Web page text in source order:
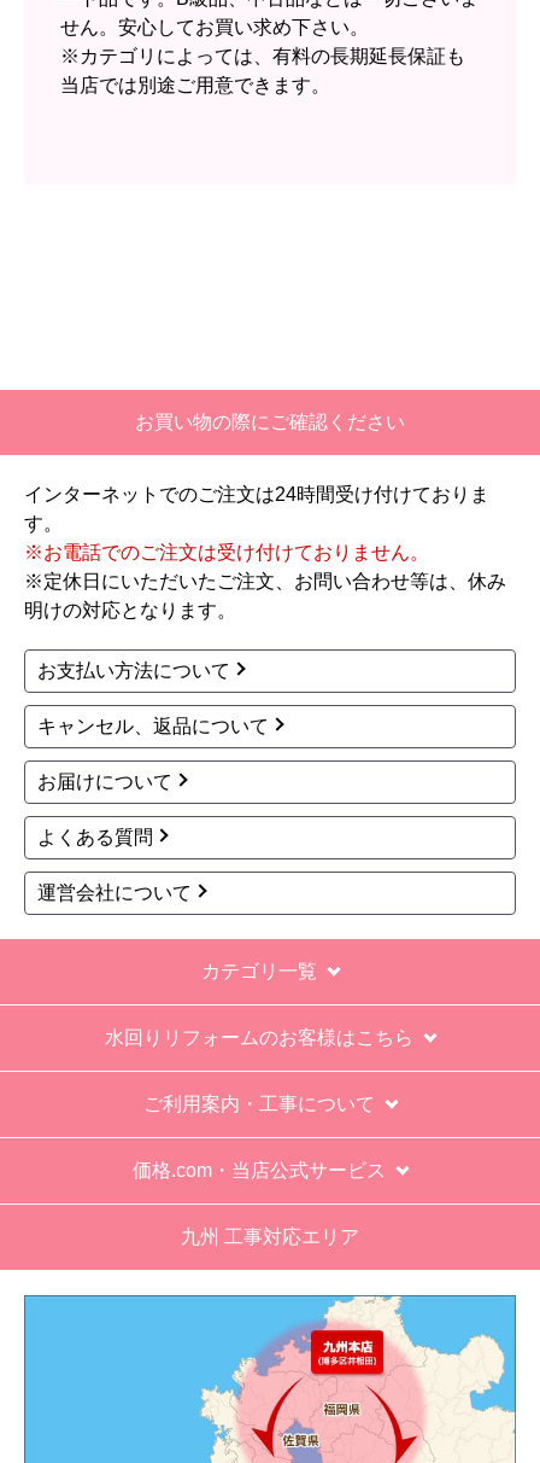
無回答
予定の期日までに商品が届きましたか？
はい
【注文からどのくらいで届きましたか？】
二週間ほどです。
【その他感想・コメント】
工事対応は、１０点満点の３．５点。マイナス
１．５点は、少々工事が雑。
つ、愛想が良かったこと。
最初から名刺の提示も無く、どこの業者で名前が
なにかも分からない。少々不安である。
工事後は、初期設定や取り扱いの説明もなく、慌
てて引き上げる感じ。
保障期間の説明もHPとは違った。８年保証にして
いるがメーカー保証が３年追加になり１１年と説
明があった。HPにはメーカー保証期間も８年に含
エアコン設置場所が２階だったので、どう考えて
が悪かったが室外機の荷揚げを手伝った。もし、
工事業者からの連絡は電話かメールとなっていた
が、登録したメールアドレスではなく、ショート
メールだとは知らず、確認できなかった。
エアコンが２００V対応型だが、同じ２００Vでも
業務用なのでコンセントの形状が違い、途中で工
事業者が買いに行く始末。注文時に形状の確認も
せん。安心してお買い求め下さい。
※カテゴリによっては、有料の長期延長保証も
当店では別途ご用意できます。
お買い物の際にご確認ください
インターネットでのご注文は24時間受け付けておりま
す。
※お電話でのご注文は受け付けておりません。
※定休日にいただいたご注文、お問い合わせ等は、休み
明けの対応となります。
お支払い方法について
キャンセル、返品について
お届けについて
よくある質問
運営会社について
カテゴリ一覧
水回りリフォームのお客様はこちら
ご利用案内・工事について
価格.com・当店公式サービス
九州 工事対応エリア